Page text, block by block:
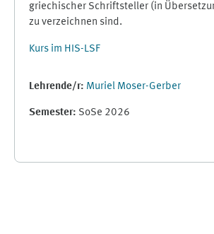
griechischer Schriftsteller (in
zu verzeichnen sind.
Kurs im HIS-LSF
Lehrende/r: Muriel Moser-Gerber
Semester: SoSe 2026